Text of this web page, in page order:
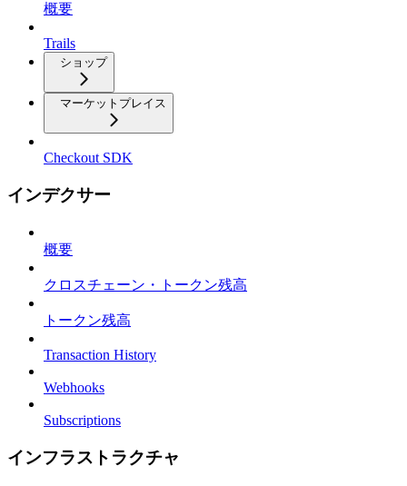
概要
Trails
ショップ
マーケットプレイス
Checkout SDK
インデクサー
概要
クロスチェーン・トークン残高
トークン残高
Transaction History
Webhooks
Subscriptions
インフラストラクチャ